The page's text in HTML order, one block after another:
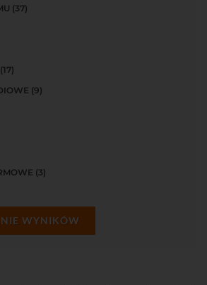
(37)
(9)
(3)
WYNIKÓW